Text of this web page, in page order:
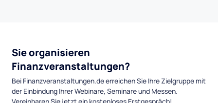
Sie organisieren
Finanzveranstaltungen?
Bei Finanzveranstaltungen.de erreichen Sie Ihre Zielgruppe mit
der Einbindung Ihrer Webinare, Seminare und Messen.